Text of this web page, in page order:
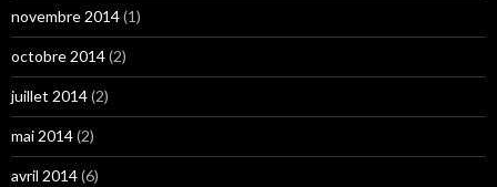
novembre 2014(1)
octobre 2014(2)
juillet 2014(2)
mai 2014(2)
avril 2014(6)